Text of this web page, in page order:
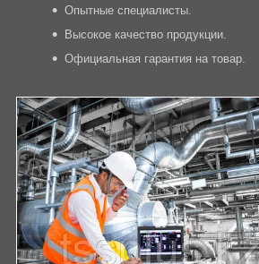
Опытные специалисты.
Высокое качество продукции.
Официальная гарантия на товар.